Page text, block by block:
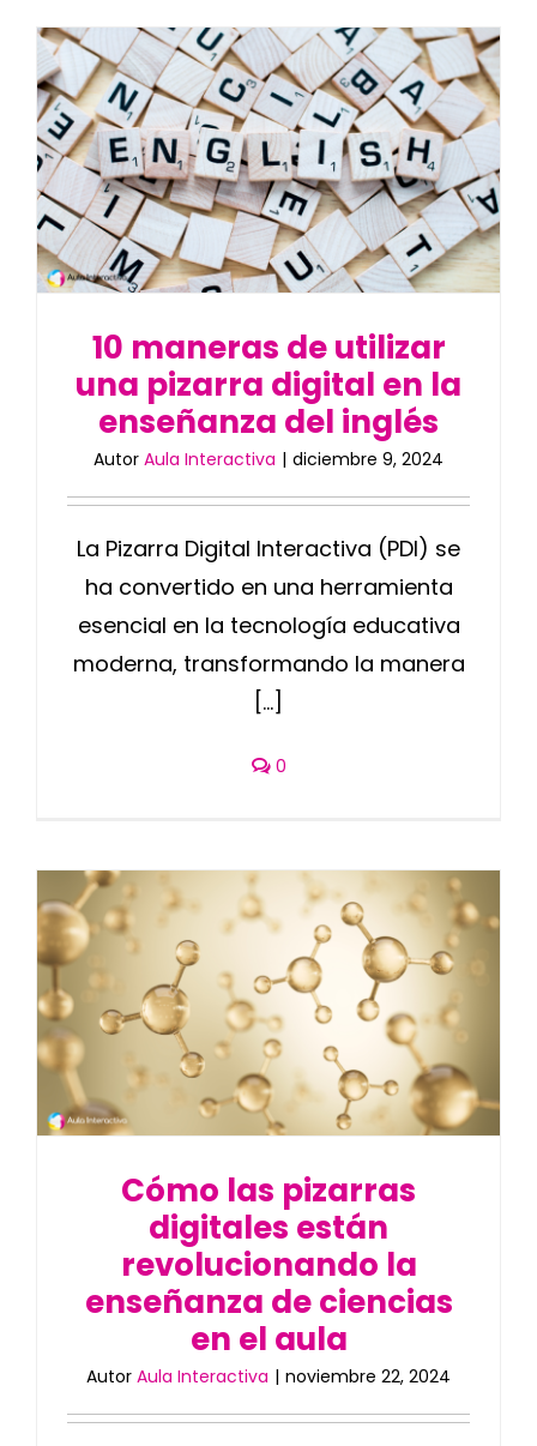
10 maneras de utilizar
una pizarra digital en la
enseñanza del inglés
Autor Aula Interactiva | diciembre 9, 2024
La Pizarra Digital Interactiva (PDI) se
ha convertido en una herramienta
esencial en la tecnología educativa
moderna, transformando la manera
[...]
0
Cómo las pizarras
digitales están
revolucionando la
enseñanza de ciencias
en el aula
Autor Aula Interactiva | noviembre 22, 2024